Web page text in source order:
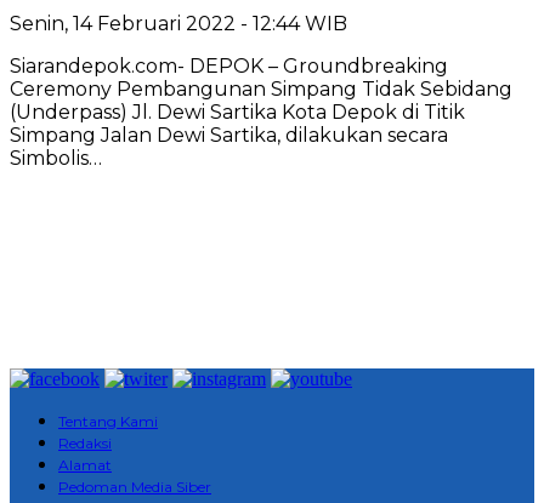
Senin, 14 Februari 2022 - 12:44 WIB
Siarandepok.com- DEPOK – Groundbreaking
Ceremony Pembangunan Simpang Tidak Sebidang
(Underpass) Jl. Dewi Sartika Kota Depok di Titik
Simpang Jalan Dewi Sartika, dilakukan secara
Simbolis…
Tentang Kami
Redaksi
Alamat
Pedoman Media Siber